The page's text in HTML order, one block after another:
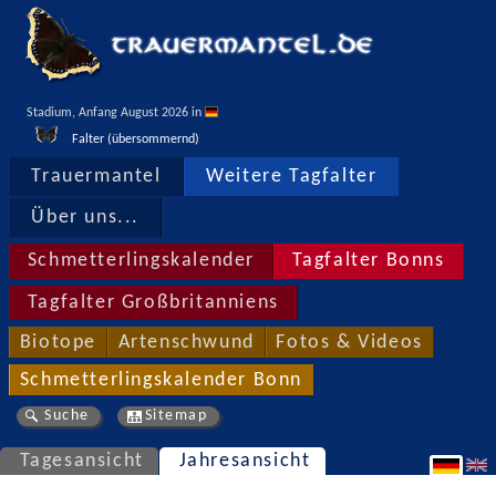
Stadium, Anfang August 2026 in
Falter (übersommernd)
Trauermantel Weitere Tagfalter
Über uns...
Schmetterlingskalender Tagfalter Bonns
Tagfalter Großbritanniens
Biotope Artenschwund Fotos & Videos
Schmetterlingskalender Bonn
Suche Sitemap
Tagesansicht Jahresansicht